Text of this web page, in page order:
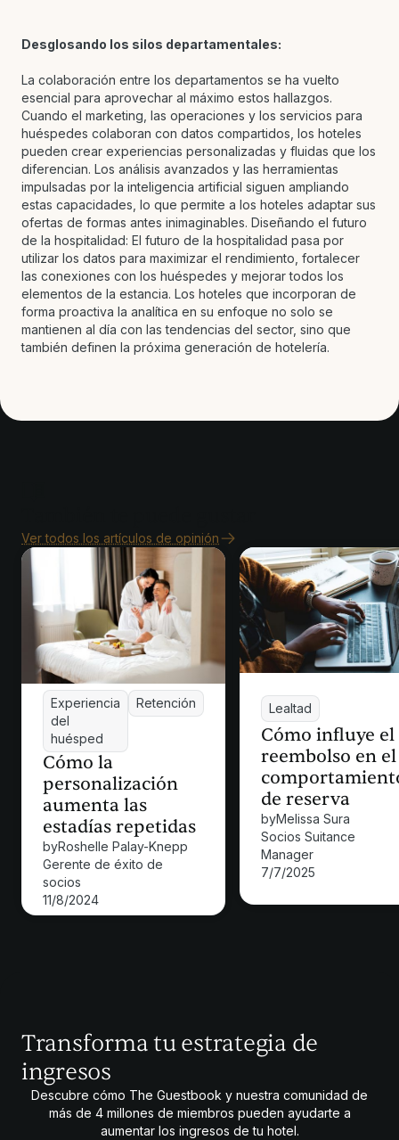
Desglosando los silos departamentales:
La colaboración entre los departamentos se ha vuelto
esencial para aprovechar al máximo estos hallazgos.
Cuando el marketing, las operaciones y los servicios para
huéspedes colaboran con datos compartidos, los hoteles
pueden crear experiencias personalizadas y fluidas que los
diferencian. Los análisis avanzados y las herramientas
impulsadas por la inteligencia artificial siguen ampliando
estas capacidades, lo que permite a los hoteles adaptar sus
ofertas de formas antes inimaginables. Diseñando el futuro
de la hospitalidad: El futuro de la hospitalidad pasa por
utilizar los datos para maximizar el rendimiento, fortalecer
las conexiones con los huéspedes y mejorar todos los
elementos de la estancia. Los hoteles que incorporan de
forma proactiva la analítica en su enfoque no solo se
mantienen al día con las tendencias del sector, sino que
también definen la próxima generación de hotelería.
Ver todos los artículos de opinión
Experiencia
del
huésped
Retención
Cómo la
personalización
aumenta las
estadías repetidas
byRoshelle Palay-Knepp
Gerente de éxito de
socios
11/8/2024
Lealtad
Cómo influye el
reembolso en el
de reserva
byMelissa Sura
Socios Suitance
Manager
7/7/2025
Transforma tu estrategia de
ingresos
Descubre cómo The Guestbook y nuestra comunidad de
más de 4 millones de miembros pueden ayudarte a
aumentar los ingresos de tu hotel.